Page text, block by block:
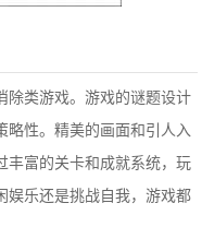
除类游戏。游戏的谜题设计
略性。精美的画面和引人入
丰富的关卡和成就系统，玩
娱乐还是挑战自我，游戏都